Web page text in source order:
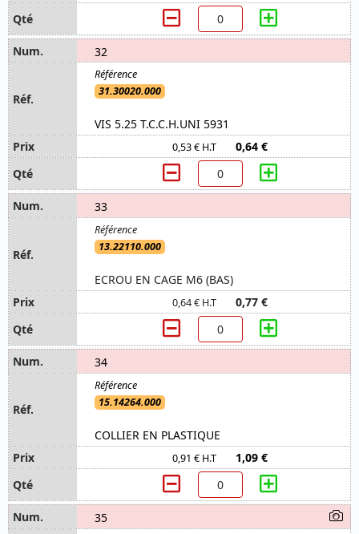
32
31.30020.000
VIS 5.25 T.C.C.H.UNI 5931
0,53 € H.T 0,64 €
33
13.22110.000
ECROU EN CAGE M6 (BAS)
0,64 € H.T 0,77 €
34
15.14264.000
COLLIER EN PLASTIQUE
0,91 € H.T 1,09 €
35